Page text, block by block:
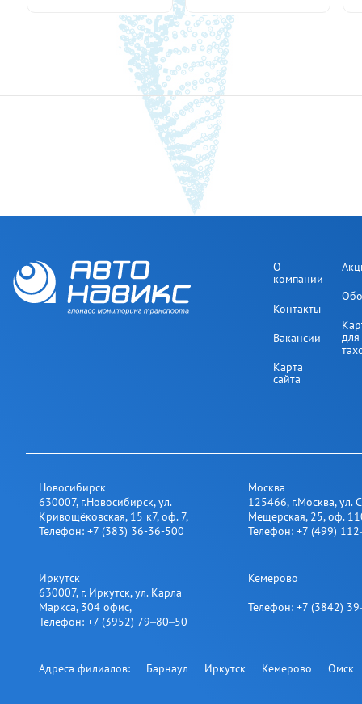
О
компании
Контакты
Вакансии
Карта
сайта
для
Новосибирск
630007, г.Новосибирск,ул.
Кривощёковская, 15 к7, оф. 7,
Телефон: +7 (383) 36-36-500
Москва
125466, г.Москва,ул.
Мещерская, 25​, оф.
Телефон:+7 (499)
Иркутск
630007, г. Иркутск,ул. Карла
Маркса, 304 офис,
Телефон: +7 (3952) 79‒80‒50
Кемерово
Телефон:+7 (3842)
Адреса филиалов: Барнаул Иркутск Кемерово Омск